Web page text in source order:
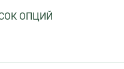
ОПЦИЙ